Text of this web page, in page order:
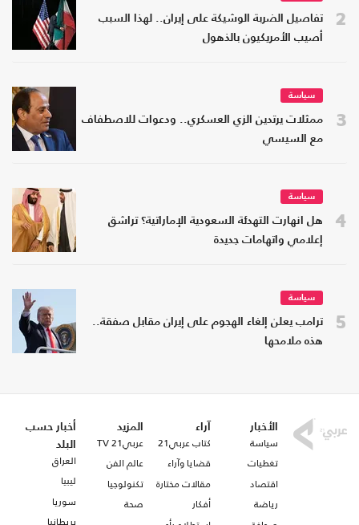
2
تفاصيل الضربة الوشيكة على إيران.. لهذا السبب
أصيب الأمريكيون بالذهول
3
سياسة
ممثلات يرتدين الزي العسكري.. ودعوات للاصطفاف
مع السيسي
4
سياسة
هل انهارت التهدئة السعودية الإماراتية؟ تراشق
إعلامي واتهامات جديدة
5
سياسة
ترامب يعلن إلغاء الهجوم على إيران مقابل صفقة..
هذه ملامحها
الأخبار
سياسة
تغطيات
اقتصاد
رياضة
آراء
كتاب عربي21
قضايا وآراء
مقالات مختارة
أفكار
المزيد
عربي21 TV
عالم الفن
تكنولوجيا
صحة
أخبار حسب
البلد
العراق
ليبيا
سوريا